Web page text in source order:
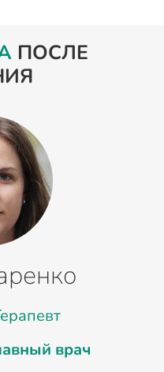
ПОСЛЕ
врач